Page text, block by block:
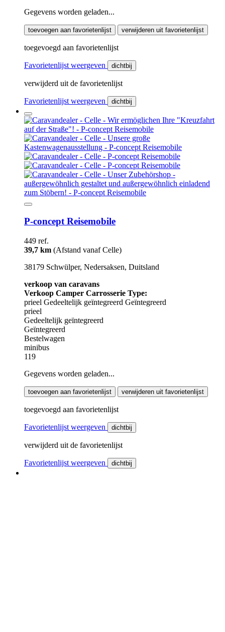
Gegevens worden geladen...
toevoegen aan favorietenlijst verwijderen uit favorietenlijst
toegevoegd aan favorietenlijst
Favorietenlijst weergeven dichtbij
verwijderd uit de favorietenlijst
Favorietenlijst weergeven dichtbij
P-concept Reisemobile
449 ref.
39,7 km (Afstand vanaf Celle)
38179 Schwülper, Nedersaksen, Duitsland
verkoop van caravans
Verkoop Camper Carrosserie Type:
prieel Gedeeltelijk geïntegreerd Geïntegreerd
prieel
Gedeeltelijk geïntegreerd
Geïntegreerd
Bestelwagen
minibus
119
Gegevens worden geladen...
toevoegen aan favorietenlijst verwijderen uit favorietenlijst
toegevoegd aan favorietenlijst
Favorietenlijst weergeven dichtbij
verwijderd uit de favorietenlijst
Favorietenlijst weergeven dichtbij